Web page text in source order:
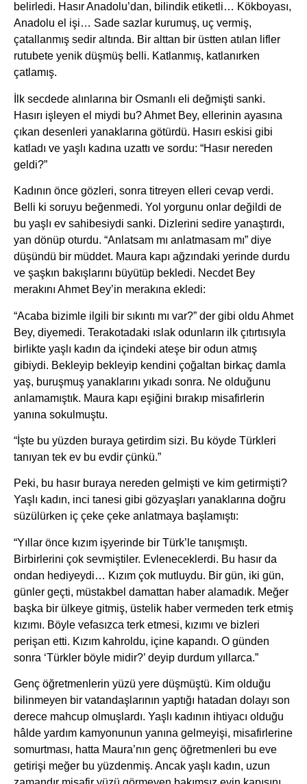
belirledi. Hasır Anadolu’dan, bilindik etiketli… Kökboyası,
Anadolu el işi… Sade sazlar kurumuş, uç vermiş,
çatallanmış sedir altında. Bir alttan bir üstten atılan lifler
rutubete yenik düşmüş belli. Katlanmış, katlanırken
çatlamış.
İlk secdede alınlarına bir Osmanlı eli değmişti sanki.
Hasırı işleyen el miydi bu? Ahmet Bey, ellerinin ayasına
çıkan desenleri yanaklarına götürdü. Hasırı eskisi gibi
katladı ve yaşlı kadına uzattı ve sordu: “Hasır nereden
geldi?”
Kadının önce gözleri, sonra titreyen elleri cevap verdi.
Belli ki soruyu beğenmedi. Yol yorgunu onlar değildi de
bu yaşlı ev sahibesiydi sanki. Dizlerini sedire yanaştırdı,
yan dönüp oturdu. “Anlatsam mı anlatmasam mı” diye
düşündü bir müddet. Maura kapı ağzındaki yerinde durdu
ve şaşkın bakışlarını büyütüp bekledi. Necdet Bey
merakını Ahmet Bey’in merakına ekledi:
“Acaba bizimle ilgili bir sıkıntı mı var?” der gibi oldu Ahmet
Bey, diyemedi. Terakotadaki ıslak odunların ilk çıtırtısıyla
birlikte yaşlı kadın da içindeki ateşe bir odun atmış
gibiydi. Bekleyip bekleyip kendini çoğaltan birkaç damla
yaş, buruşmuş yanaklarını yıkadı sonra. Ne olduğunu
anlamamıştık. Maura kapı eşiğini bırakıp misafirlerin
yanına sokulmuştu.
“İşte bu yüzden buraya getirdim sizi. Bu köyde Türkleri
tanıyan tek ev bu evdir çünkü.”
Peki, bu hasır buraya nereden gelmişti ve kim getirmişti?
Yaşlı kadın, inci tanesi gibi gözyaşları yanaklarına doğru
süzülürken iç çeke çeke anlatmaya başlamıştı:
“Yıllar önce kızım işyerinde bir Türk’le tanışmıştı.
Birbirlerini çok sevmiştiler. Evleneceklerdi. Bu hasır da
ondan hediyeydi… Kızım çok mutluydu. Bir gün, iki gün,
günler geçti, müstakbel damattan haber alamadık. Meğer
başka bir ülkeye gitmiş, üstelik haber vermeden terk etmiş
kızımı. Böyle vefasızca terk etmesi, kızımı ve bizleri
perişan etti. Kızım kahroldu, içine kapandı. O günden
sonra ‘Türkler böyle midir?’ deyip durdum yıllarca.”
Genç öğretmenlerin yüzü yere düşmüştü. Kim olduğu
bilinmeyen bir vatandaşlarının yaptığı hatadan dolayı son
derece mahcup olmuşlardı. Yaşlı kadının ihtiyacı olduğu
hâlde yardım kamyonunun yanına gelmeyişi, misafirlerine
somurtması, hatta Maura’nın genç öğretmenleri bu eve
getirişi meğer bu yüzdenmiş. Ancak yaşlı kadın, uzun